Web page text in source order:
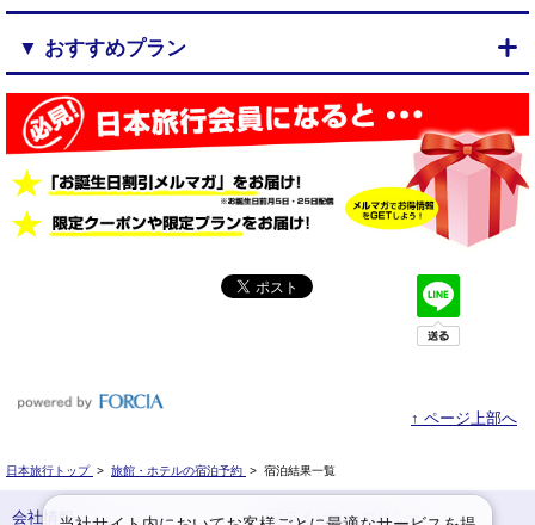
▼ おすすめプラン
↑ ページ上部へ
日本旅行トップ > 旅館・ホテルの宿泊予約 > 宿泊結果一覧
会社情報 プライバシーポリシー